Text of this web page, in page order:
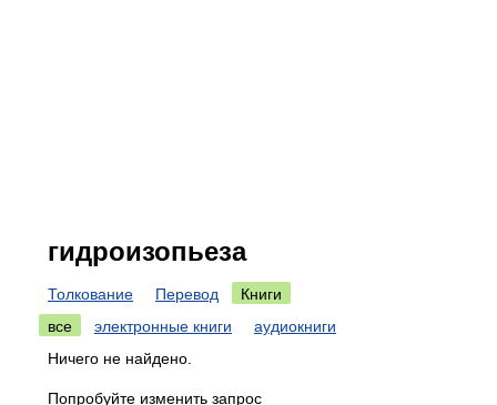
гидроизопьеза
Толкование Перевод
Книги
все
электронные книги
аудиокниги
Ничего не найдено.
Попробуйте изменить запрос